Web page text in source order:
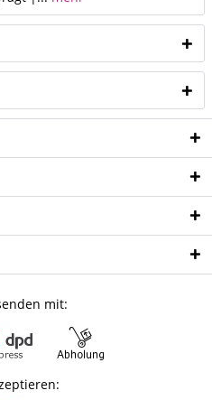
mit: